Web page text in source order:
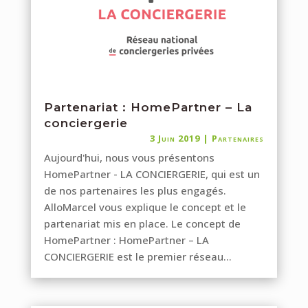
Partenariat : HomePartner – La
conciergerie
3 Juin 2019 | Partenaires
Aujourd'hui, nous vous présentons
HomePartner - LA CONCIERGERIE, qui est un
de nos partenaires les plus engagés.
AlloMarcel vous explique le concept et le
partenariat mis en place. Le concept de
HomePartner : HomePartner – LA
CONCIERGERIE est le premier réseau...